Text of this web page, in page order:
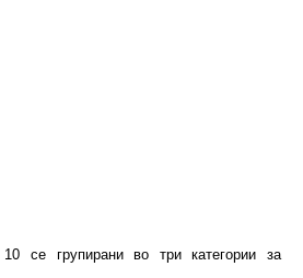
се групирани во три категории за